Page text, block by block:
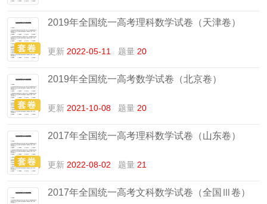
2019年全国统一高考理科数学试卷（天津卷）
更新 2022-05-11 题量 20
2019年全国统一高考数学试卷（北京卷）
更新 2021-10-08 题量 20
2017年全国统一高考理科数学试卷（山东卷）
更新 2022-08-02 题量 21
2017年全国统一高考文科数学试卷（全国Ⅲ卷）